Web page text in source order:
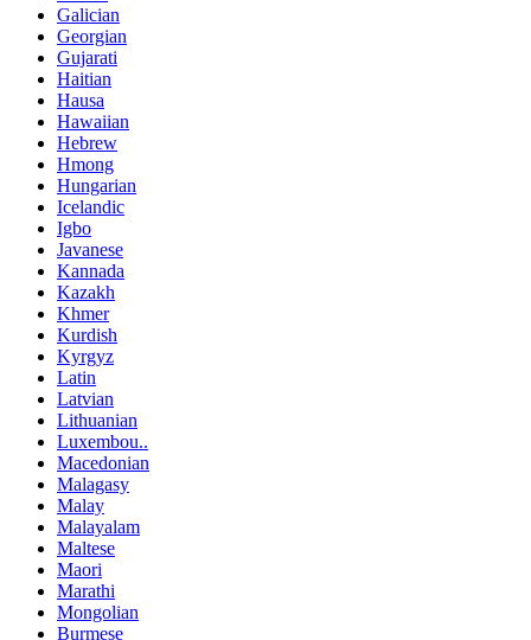
Galician
Georgian
Gujarati
Haitian
Hausa
Hawaiian
Hebrew
Hmong
Hungarian
Icelandic
Igbo
Javanese
Kannada
Kazakh
Khmer
Kurdish
Kyrgyz
Latin
Latvian
Lithuanian
Luxembou..
Macedonian
Malagasy
Malay
Malayalam
Maltese
Maori
Marathi
Mongolian
Burmese